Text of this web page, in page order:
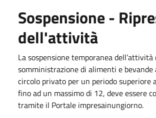
Sospensione -
dell'attività
La sospensione temporanea dell’attività
somministrazione di alimenti e
circolo privato per un periodo superiore
fino ad un massimo di 12, deve essere
tramite il Portale impresainungiorno.